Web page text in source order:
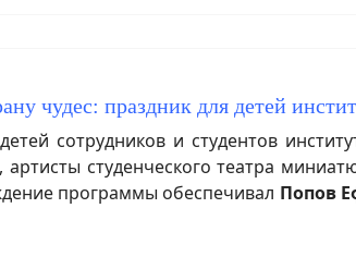
чудес: праздник для детей
сотрудников и студентов
артисты студенческого театра
программы обеспечивал Попов